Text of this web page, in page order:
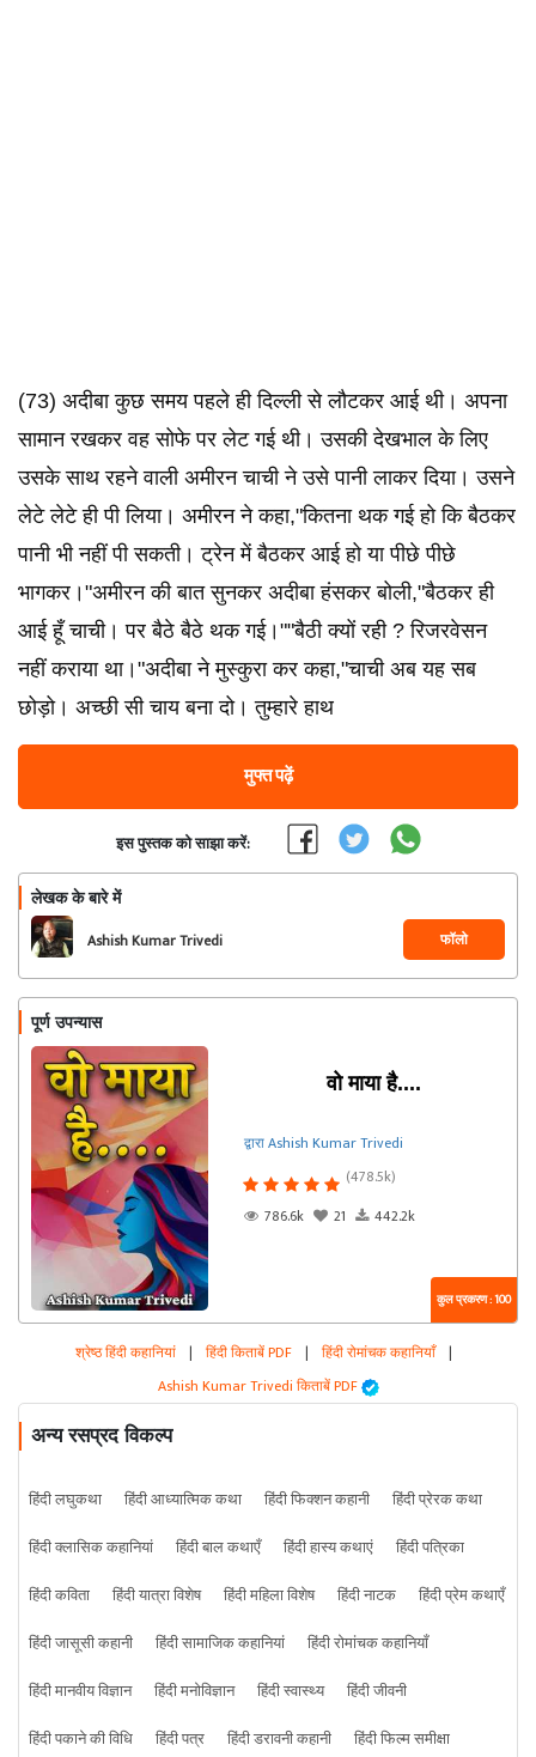
(73) अदीबा कुछ समय पहले ही दिल्ली से लौटकर आई थी। अपना
सामान रखकर वह सोफे पर लेट गई थी। उसकी देखभाल के लिए
उसके साथ रहने वाली अमीरन चाची ने उसे पानी लाकर दिया। उसने
लेटे लेटे ही पी लिया। अमीरन ने कहा,"कितना थक गई हो कि बैठकर
पानी भी नहीं पी सकती। ट्रेन में बैठकर आई हो या पीछे पीछे
भागकर।"अमीरन की बात सुनकर अदीबा हंसकर बोली,"बैठकर ही
आई हूँ चाची। पर बैठे बैठे थक गई।""बैठी क्यों रही ? रिजरवेसन
नहीं कराया था।"अदीबा ने मुस्कुरा कर कहा,"चाची अब यह सब
छोड़ो। अच्छी सी चाय बना दो। तुम्हारे हाथ
मुफ्त पढ़ें
इस पुस्तक को साझा करें:
लेखक के बारे में
Ashish Kumar Trivedi फॉलो
पूर्ण उपन्यास
वो माया है....
द्वारा Ashish Kumar Trivedi
(478.5k)
786.6k
21 442.2k
कुल प्रकरण : 100
श्रेष्ठ हिंदी कहानियां | हिंदी किताबें PDF | हिंदी रोमांचक कहानियाँ |
Ashish Kumar Trivedi किताबें PDF
अन्य रसप्रद विकल्प
हिंदी लघुकथा हिंदी आध्यात्मिक कथा हिंदी फिक्शन कहानी
हिंदी प्रेरक कथा
हिंदी क्लासिक कहानियां
हिंदी बाल कथाएँ हिंदी हास्य कथाएं
हिंदी पत्रिका
हिंदी कविता
हिंदी यात्रा विशेष हिंदी महिला विशेष हिंदी नाटक
हिंदी प्रेम कथाएँ
हिंदी जासूसी कहानी
हिंदी सामाजिक कहानियां
हिंदी रोमांचक कहानियाँ
हिंदी मानवीय विज्ञान
हिंदी मनोविज्ञान हिंदी स्वास्थ्य
हिंदी जीवनी
हिंदी पकाने की विधि
हिंदी पत्र हिंदी डरावनी कहानी हिंदी फिल्म समीक्षा